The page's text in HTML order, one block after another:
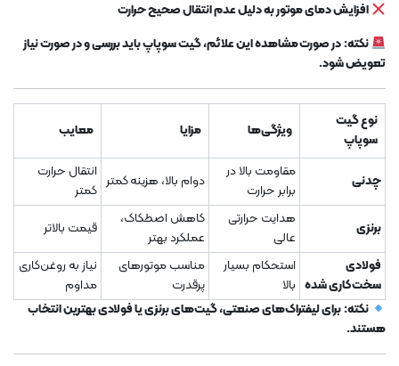
افزایش دمای موتور به دلیل عدم انتقال صحیح حرارت
نکته:در صورت مشاهده این علائم، گیت سوپاپ باید بررسی و در صورت نیاز
تعویض شود.
نوع گیت
سوپاپ
ویژگی‌ها مزایا معایب
چدنی
مقاومت بالا در
برابر حرارت
دوام بالا، هزینه کمتر
انتقال حرارت
کمتر
برنزی
هدایت حرارتی
عالی
کاهش اصطکاک،
عملکرد بهتر
قیمت بالاتر
فولادی
سخت‌کاری شده
استحکام بسیار
بالا
مناسب موتورهای
پرقدرت
نیاز به روغن‌کاری
مداوم
نکته:برای لیفتراک‌های صنعتی، گیت‌های برنزی یا فولادی بهترین انتخاب
هستند.